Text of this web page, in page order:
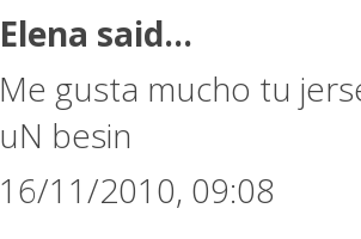
Elena said...
Me gusta mucho tu
uN besin
16/11/2010, 09:08